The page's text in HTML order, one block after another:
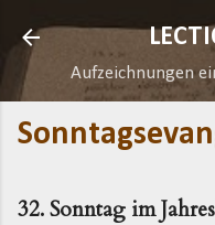
Direkt
Aufzeichnungen
32. Sonntag im